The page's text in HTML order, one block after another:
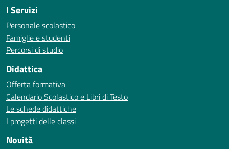
I Servizi
Personale scolastico
Famiglie e studenti
Percorsi di studio
Didattica
Offerta formativa
Calendario Scolastico e Libri di Testo
Le schede didattiche
I progetti delle classi
Novità